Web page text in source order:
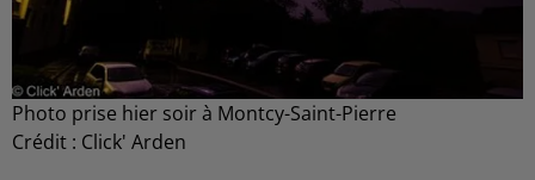
Photo prise hier soir à Montcy-Saint-Pierre
Crédit : Click' Arden